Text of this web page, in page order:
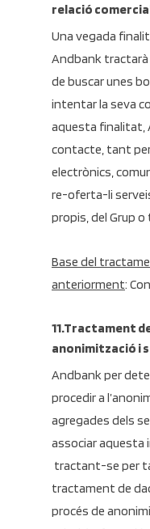
relació
Una vegada
Andbank
de buscar unes
intentar la seva
aquesta finalitat,
contacte, tant
electrònics,
re-oferta-li
propis, del Grup o
Base del
anteriorment:
11.Tractament
anonimització i
Andbank per
procedir a
agregades dels
associar aquesta
tractant-se per
tractament de
procés de